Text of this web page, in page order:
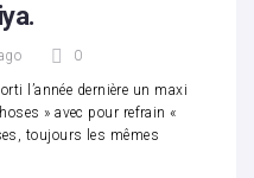
0
l’année dernière un maxi
» avec pour refrain «
toujours les mêmes